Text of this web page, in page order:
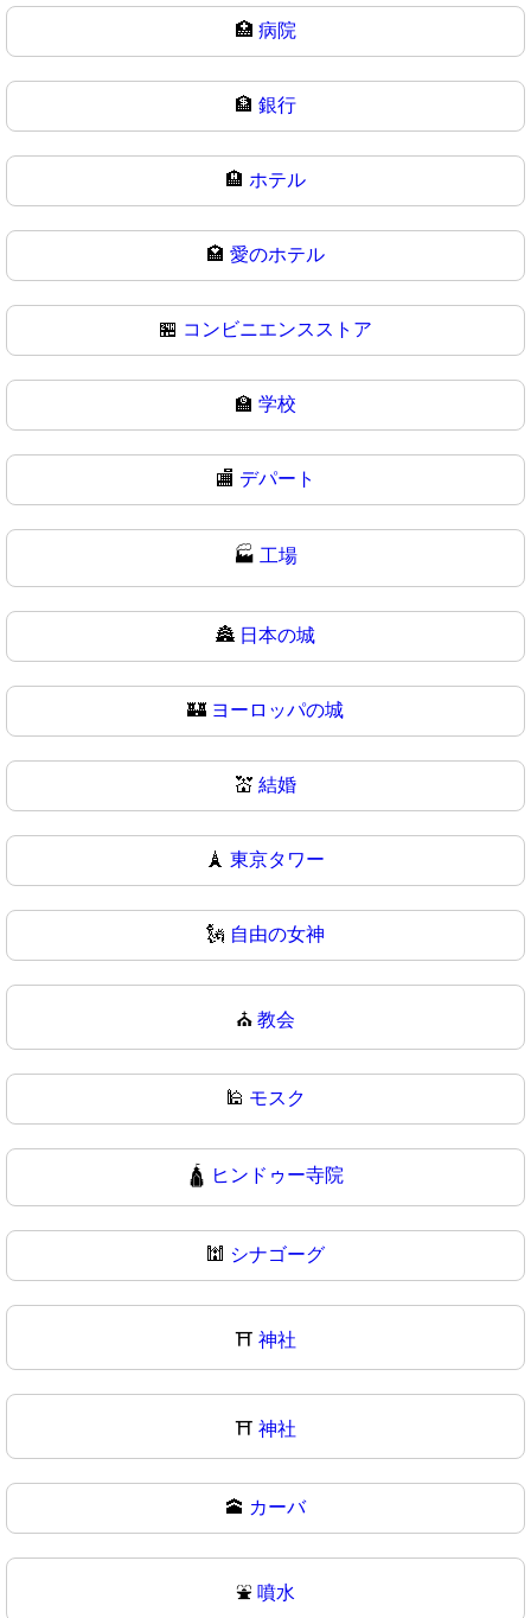
🏥 病院
🏦 銀行
🏨 ホテル
🏩 愛のホテル
🏪 コンビニエンスストア
🏫 学校
🏬 デパート
🏭 工場
🏯 日本の城
🏰 ヨーロッパの城
💒 結婚
🗼 東京タワー
🗽 自由の女神
⛪ 教会
🕌 モスク
🛕 ヒンドゥー寺院
🕍 シナゴーグ
⛩️ 神社
⛩ 神社
🕋 カーバ
⛲ 噴水